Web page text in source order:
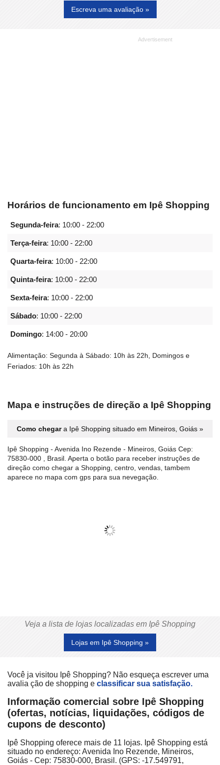
Escreva uma avaliação »
Horários de funcionamento em Ipê Shopping
Segunda-feira: 10:00 - 22:00
Terça-feira: 10:00 - 22:00
Quarta-feira: 10:00 - 22:00
Quinta-feira: 10:00 - 22:00
Sexta-feira: 10:00 - 22:00
Sábado: 10:00 - 22:00
Domingo: 14:00 - 20:00
Alimentação: Segunda à Sábado: 10h às 22h, Domingos e
Feriados: 10h às 22h
Mapa e instruções de direção a Ipê Shopping
Como chegara Ipê Shopping situado em Mineiros, Goiás »
Ipê Shopping - Avenida Ino Rezende - Mineiros, Goiás Cep:
75830-000 , Brasil. Aperta o botão para receber instruções de
direção como chegar a Shopping, centro, vendas, tambem
aparece no mapa com gps para sua nevegação.
Veja a lista de lojas localizadas em Ipê Shopping
Lojas em Ipê Shopping »
Você ja visitou Ipê Shopping? Não esqueça escrever uma
avalia ção de shopping e classificar sua satisfação.
Informação comercial sobre Ipê Shopping
(ofertas, notícias, liquidações, códigos de
cupons de desconto)
Ipê Shopping oferece mais de 11 lojas. Ipê Shopping está
situado no endereço: Avenida Ino Rezende, Mineiros,
Goiás - Cep: 75830-000, Brasil. (GPS: -17.549791,